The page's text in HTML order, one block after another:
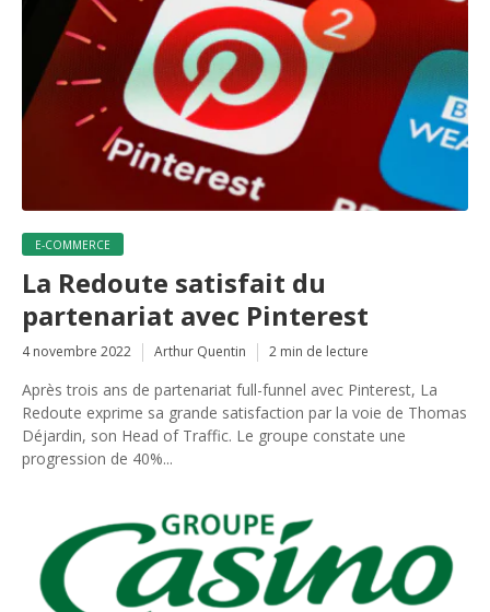
E-COMMERCE
La Redoute satisfait du
partenariat avec Pinterest
4 novembre 2022 Arthur Quentin 2 min de lecture
Après trois ans de partenariat full-funnel avec Pinterest, La
Redoute exprime sa grande satisfaction par la voie de Thomas
Déjardin, son Head of Traffic. Le groupe constate une
progression de 40%...